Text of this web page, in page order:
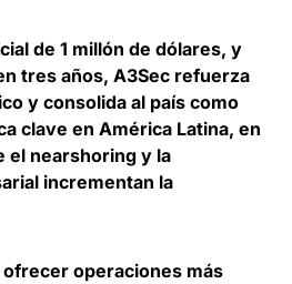
de 1 millón de dólares, y
tres años, A3Sec refuerza
y consolida al país como
clave en América Latina, en
el nearshoring y la
incrementan la
operaciones más